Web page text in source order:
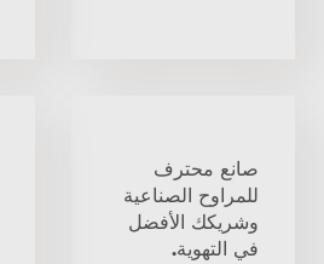
صانع محترف
للمراوح الصناعية
وشريكك الأفضل
في التهوية.